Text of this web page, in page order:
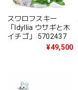
スワロフスキー
「Idyllia ウサギと木
イチゴ」 5702437
¥49,500